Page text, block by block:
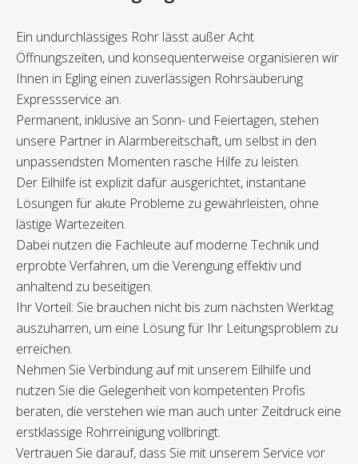
Ein undurchlässiges Rohr lässt außer Acht
Öffnungszeiten, und konsequenterweise organisieren wir
Ihnen in Egling einen zuverlässigen Rohrsäuberung
Expressservice an.
Permanent, inklusive an Sonn- und Feiertagen, stehen
unsere Partner in Alarmbereitschaft, um selbst in den
unpassendsten Momenten rasche Hilfe zu leisten.
Der Eilhilfe ist explizit dafür ausgerichtet, instantane
Lösungen für akute Probleme zu gewährleisten, ohne
lästige Wartezeiten.
Dabei nutzen die Fachleute auf moderne Technik und
erprobte Verfahren, um die Verengung effektiv und
anhaltend zu beseitigen.
Ihr Vorteil: Sie brauchen nicht bis zum nächsten Werktag
auszuharren, um eine Lösung für Ihr Leitungsproblem zu
erreichen.
Nehmen Sie Verbindung auf mit unserem Eilhilfe und
nutzen Sie die Gelegenheit von kompetenten Profis
beraten, die verstehen wie man auch unter Zeitdruck eine
erstklassige Rohrreinigung vollbringt.
Vertrauen Sie darauf, dass Sie mit unserem Service vor